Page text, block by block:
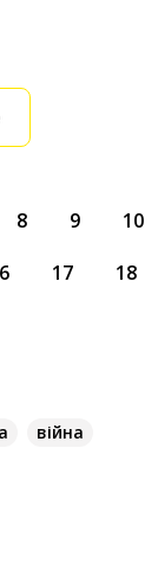
8 9
10
17
18
війна